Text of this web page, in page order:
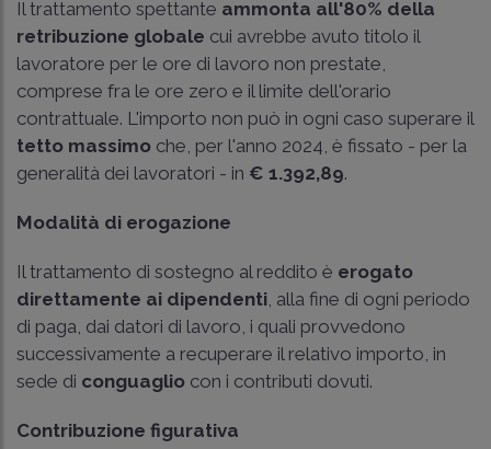
Il trattamento spettante ammonta all'80% della
retribuzione globale cui avrebbe avuto titolo il
lavoratore per le ore di lavoro non prestate,
comprese fra le ore zero e il limite dell'orario
contrattuale. L'importo non può in ogni caso superare il
tetto massimo che, per l'anno 2024, è fissato - per la
generalità dei lavoratori - in € 1.392,89.
Modalità di erogazione
Il trattamento di sostegno al reddito è erogato
direttamente ai dipendenti , alla fine di ogni periodo
di paga, dai datori di lavoro, i quali provvedono
successivamente a recuperare il relativo importo, in
sede di conguaglio con i contributi dovuti.
Contribuzione figurativa